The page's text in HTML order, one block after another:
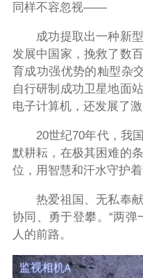
同样不容忽视——
成功提取出一种新型
发展中国家，挽救了数
育成功强优势的籼型杂
自行研制成功卫星地面
电子计算机，还发展了
20世纪70年代，我国
默耕耘，在极其困难的
位，用智慧和汗水守护着
热爱祖国、无私奉献
协同、勇于登攀。“两弹
人的前路。